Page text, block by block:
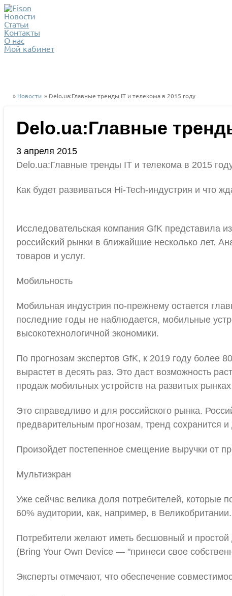
Новости
Статьи
Контакты
О нас
Мой кабинет
» Новости » Delo.ua:Главные тренды IT и телекома в 2015 году
Delo.ua:Главные
3 апреля 2015
Delo.ua:Главные тренды IT и телекома в 2015
Как будет развиваться Hi-Tech-индустрия и что
Исследовательская компания GfK представила
российский рынки в ближайшие несколько лет.
товаров и услуг.
Мобильность
Мобильная индустрия по-прежнему остается
последние годы не наблюдается, мобильные
высокотехнологичной экономики.
По прогнозам экспертов GfK, к 2019 году более
вырастет в десять раз. Это даст возможность
продаж мобильных устройств на развитых
Это справедливо и для российского рынка.
предварительным прогнозам, тренд сохранится
Произойдет постепенное смещение выручки от
Мультиэкран
Уже сейчас велика доля потребителей, которые
60% аудитории, как, например, в Великобритании.
Потребители желают иметь бесшовный и
(Bring Your Own Device — "принеси свое
Эксперты отмечают, что обеспечение